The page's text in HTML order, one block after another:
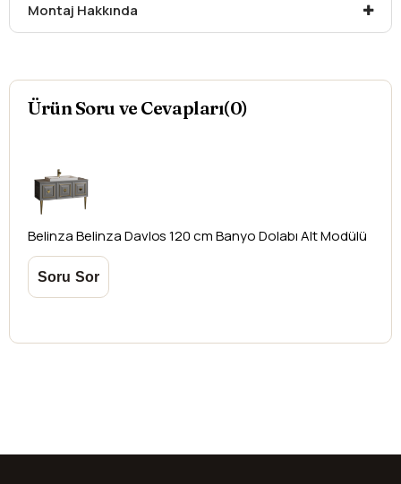
Kapak
oluşabilecek ek ücretler alıcıya aittir
yazdırmanız gerekmektedir.
Aksi durumlarda ürünlerin
yapılamamaktadır.
Montaj Hakkında
Ürün Soru ve Cevapları(0)
BelinzaBelinza Davlos 120 cm Banyo Dolabı Alt Modülü